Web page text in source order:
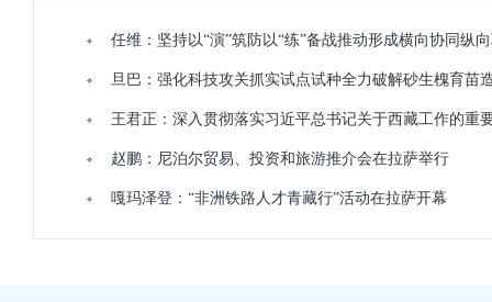
任维：坚持以“演”筑防以“练”备战推动形成横向协同纵
旦巴：强化科技攻关抓实试点试种全力破解砂生槐育苗
赵鹏：尼泊尔贸易、投资和旅游推介会在拉萨举行
嘎玛泽登：“非洲铁路人才青藏行”活动在拉萨开幕